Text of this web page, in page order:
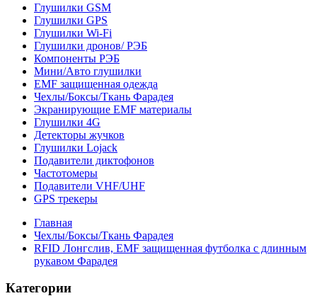
Глушилки GSM
Глушилки GPS
Глушилки Wi-Fi
Глушилки дронов/ РЭБ
Компоненты РЭБ
Мини/Авто глушилки
EMF защищенная одежда
Чехлы/Боксы/Ткань Фарадея
Экранирующие EMF материалы
Глушилки 4G
Детекторы жучков
Глушилки Lojack
Подавители диктофонов
Частотомеры
Подавители VHF/UHF
GPS трекеры
Главная
Чехлы/Боксы/Ткань Фарадея
RFID Лонгслив, EMF защищенная футболка с длинным
рукавом Фарадея
Категории